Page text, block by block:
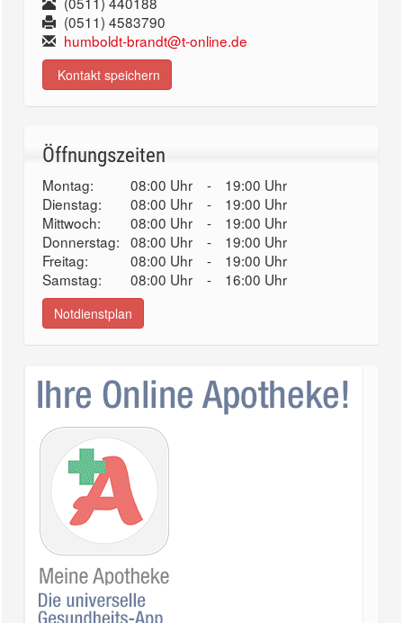
(0511) 4583790
humboldt-brandt@t-online.de
Kontakt speichern
Öffnungszeiten
Montag: 08:00 Uhr -
19:00 Uhr
Dienstag:
08:00 Uhr -
19:00 Uhr
Mittwoch:
08:00 Uhr -
19:00 Uhr
Donnerstag: 08:00 Uhr -
19:00 Uhr
Freitag:
08:00 Uhr -
19:00 Uhr
Samstag:
08:00 Uhr - 16:00 Uhr
Notdienstplan